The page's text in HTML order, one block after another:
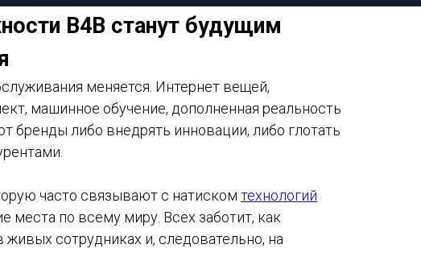
B4B станут будущим
меняется. Интернет вещей,
машинное обучение, дополненная реальность
бренды либо внедрять инновации, либо глотать
часто связывают с натиском технологий
места по всему миру. Всех заботит, как
сотрудниках и, следовательно, на